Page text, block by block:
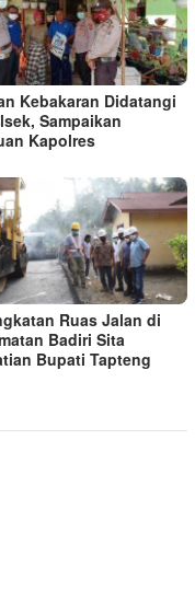
Kebakaran Didatangi
Sampaikan
Kapolres
Ruas Jalan di
Badiri Sita
Bupati Tapteng